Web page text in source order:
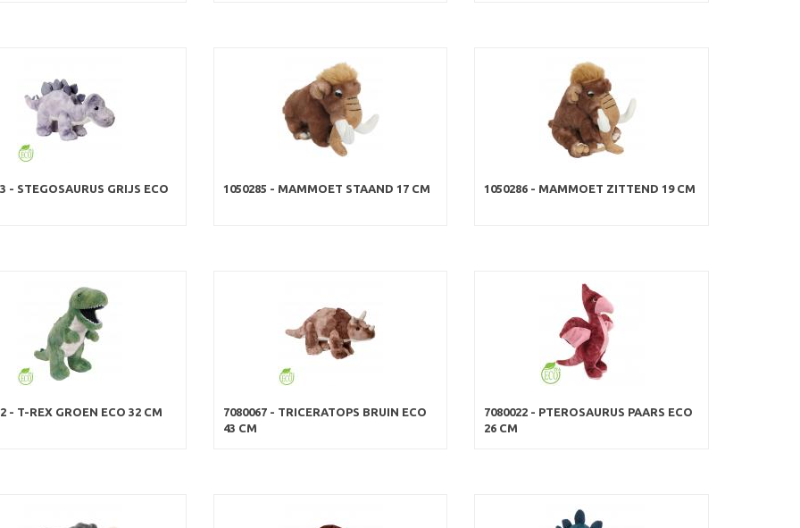
- STEGOSAURUS GRIJS ECO
1050285 - MAMMOET STAAND 17 CM 1050286 - MAMMOET ZITTEND 19 CM
- T-REX GROEN ECO 32 CM
7080067 - TRICERATOPS BRUIN ECO
43 CM
7080022 - PTEROSAURUS PAARS ECO
26 CM